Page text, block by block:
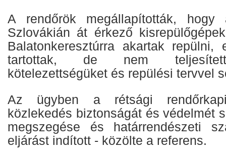
A rendőrök megállapították, hogy
Szlovákián át érkező
Balatonkeresztúrra akartak repülni,
tartottak, de nem
kötelezettségüket és repülési tervvel
Az ügyben a rétsági
közlekedés biztonságát és védelmét
megszegése és határrendészeti
eljárást indított - közölte a referens.